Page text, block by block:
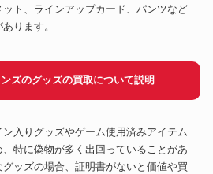
ト、ラインアップカード、パンツなど
ります。
ズのグッズの買取について説明
入りグッズやゲーム使用済みアイテム
特に偽物が多く出回っていることがあ
ッズの場合、証明書がないと価値や買